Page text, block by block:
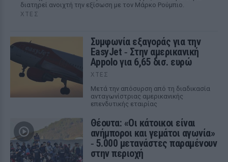
διατηρεί ανοιχτή την εξίσωση με τον Μάρκο Ρούμπιο.
ΧΤΕΣ
Συμφωνία εξαγοράς για την
EasyJet ‑ Στην αμερικανική
Appolo για 6,65 δισ. ευρώ
ΧΤΕΣ
Μετά την απόσυρση από τη διαδικασία
ανταγωνίστριας αμερικανικής
επενδυτικής εταιρίας
Θέουτα: «Οι κάτοικοι είναι
ανήμποροι και γεμάτοι αγωνία»
‑ 5.000 μετανάστες παραμένουν
στην περιοχή